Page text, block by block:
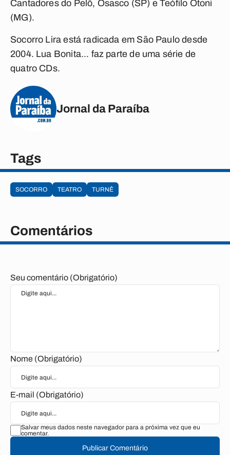
Cantadores do Pelô, Osasco (SP) e Teófilo Otoni
(MG).
Socorro Lira está radicada em São Paulo desde
2004. Lua Bonita... faz parte de uma série de
quatro CDs.
Jornal da Paraíba
Tags
SOCORRO TEATRO TURNÊ
Comentários
Seu comentário (Obrigatório)
Nome (Obrigatório)
E-mail (Obrigatório)
Salvar meus dados neste navegador para a próxima vez que eu
comentar.
Publicar Comentário